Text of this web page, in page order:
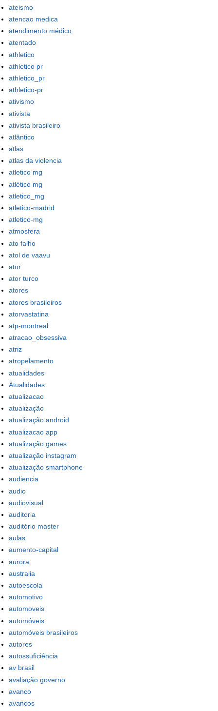
ateismo
atencao medica
atendimento médico
atentado
athletico
athletico pr
athletico_pr
athletico-pr
ativismo
ativista
ativista brasileiro
atlântico
atlas
atlas da violencia
atletico mg
atlético mg
atletico_mg
atletico-madrid
atletico-mg
atmosfera
ato falho
atol de vaavu
ator
ator turco
atores
atores brasileiros
atorvastatina
atp-montreal
atracao_obsessiva
atriz
atropelamento
atualidades
Atualidades
atualizacao
atualização
atualização android
atualizacao app
atualização games
atualização instagram
atualização smartphone
audiencia
audio
audiovisual
auditoria
auditório master
aulas
aumento-capital
aurora
australia
autoescola
automotivo
automoveis
automóveis
automóveis brasileiros
autores
autossuficiência
av brasil
avaliação governo
avanco
avancos